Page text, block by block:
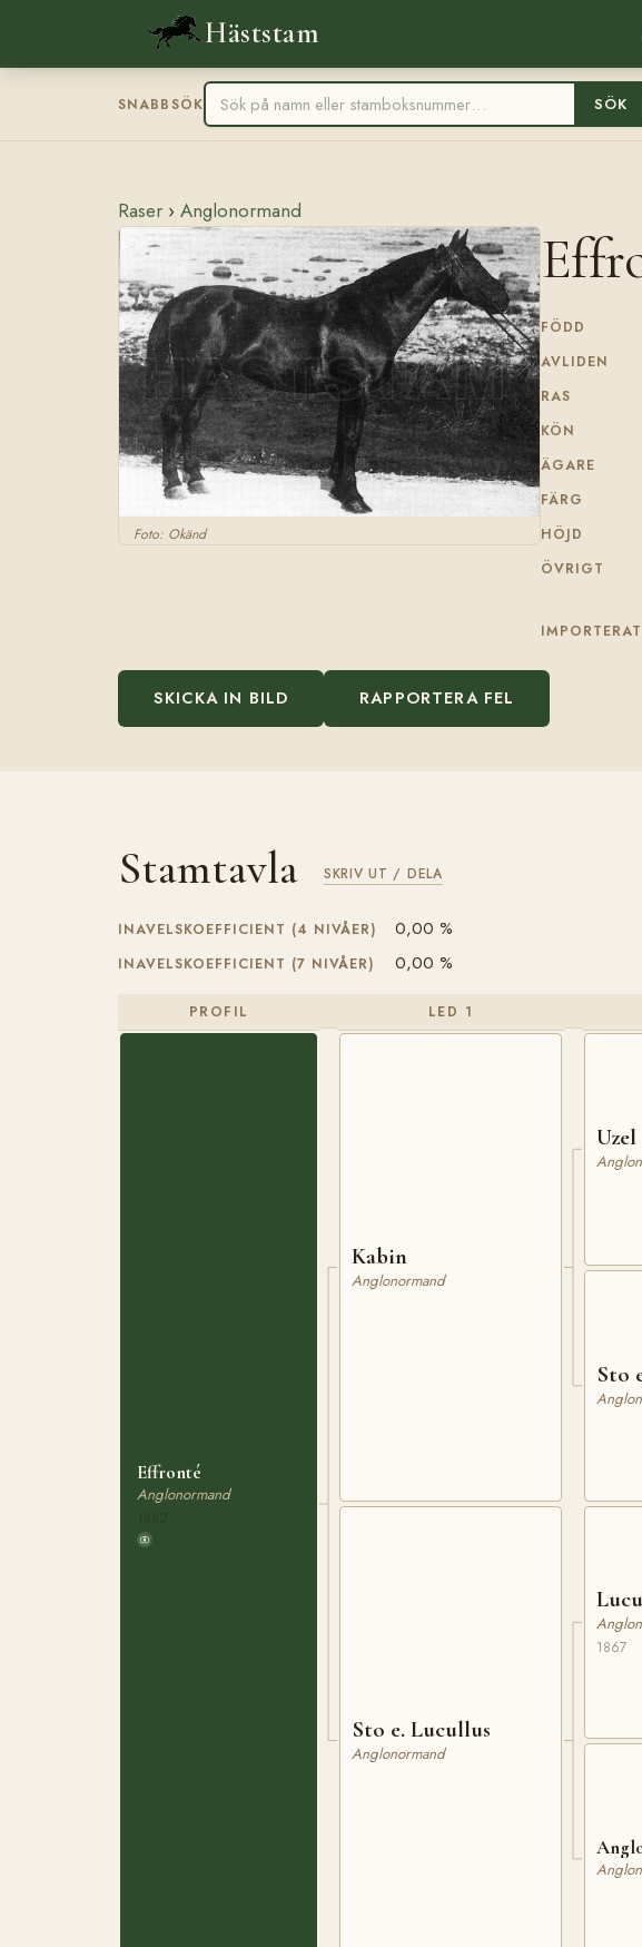
Häststam
SNABBSÖK SÖK
Raser › Anglonormand
Foto: Okänd
FÖDD
AVLIDEN
RAS
KÖN
ÄGARE
FÄRG
HÖJD
ÖVRIGT
IMPORTERAT
SKICKA IN BILD RAPPORTERA FEL
Stamtavla SKRIV UT / DELA
INAVELSKOEFFICIENT (4 NIVÅER) 0,00 %
INAVELSKOEFFICIENT (7 NIVÅER) 0,00 %
PROFIL
Effronté
Anglonormand
LED 1
Kabin
Anglonormand
Sto e. Lucullus
Anglonormand
Uzel
Sto
1867